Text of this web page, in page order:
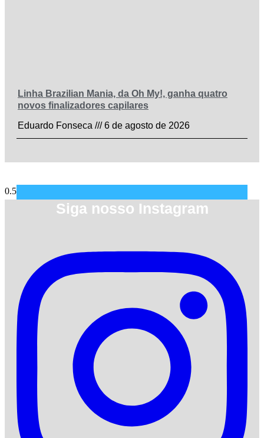
Linha Brazilian Mania, da Oh My!, ganha quatro
novos finalizadores capilares
Eduardo Fonseca
6 de agosto de 2026
Siga nosso Instagram